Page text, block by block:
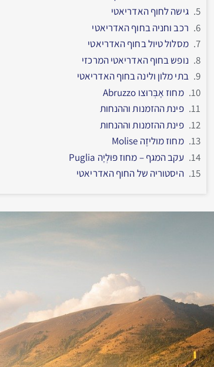
גישה לחוף האדריאטי
רכב וחניה בחוף האדריאטי
מסלול טיול בחוף האדריאטי
נופש בחוף האדריאטי המרכזי
בתי מלון ולינה בחוף האדריאטי
מחוז אָבְּרוּצו Abruzzo
פינת ההזמנות וההנחות
פינת ההזמנות וההנחות
מחוז מוליזֶה Molise
עקב המגף – מחוז פּוּלְיָה Puglia
היסטוריה של החוף האדריאטי